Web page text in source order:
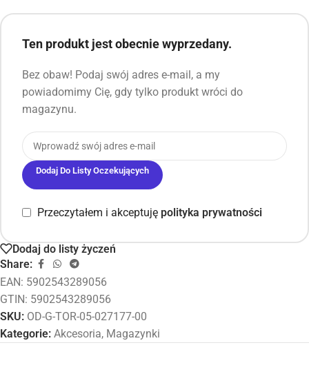
Ten produkt jest obecnie wyprzedany.
Bez obaw! Podaj swój adres e-mail, a my
powiadomimy Cię, gdy tylko produkt wróci do
magazynu.
Dodaj Do Listy Oczekujących
Przeczytałem i akceptuję polityka prywatności
Dodaj do listy życzeń
Share:
EAN: 5902543289056
GTIN: 5902543289056
SKU: OD-G-TOR-05-027177-00
Kategorie: Akcesoria, Magazynki